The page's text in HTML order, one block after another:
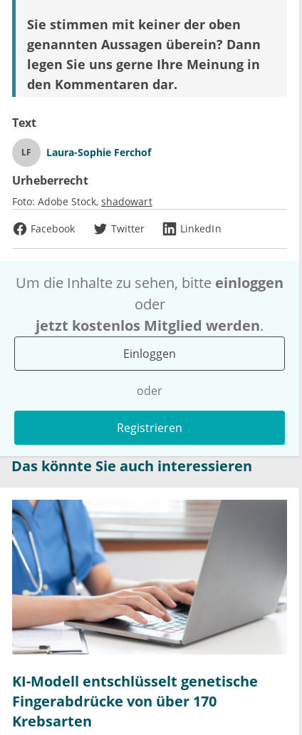
Sie stimmen mit keiner der oben
genannten Aussagen überein? Dann
legen Sie uns gerne Ihre Meinung in
den Kommentaren dar.
Text
LF Laura-Sophie Ferchof
Urheberrecht
Foto: Adobe Stock shadowart
Facebook
Twitter LinkedIn
Um die Inhalte zu sehen, bitte einloggen
oder
jetzt kostenlos Mitglied werden.
Einloggen
oder
Registrieren
Das könnte Sie auch interessieren
KI-Modell entschlüsselt genetische
Fingerabdrücke von über 170
Krebsarten